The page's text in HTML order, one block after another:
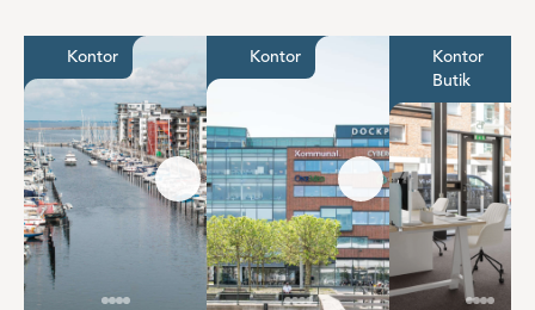
Möjligheternas kontor med fantastisk utsikt
Kontor
Kontorslokal på bästa läge i
Kontor
Kontor
Butik